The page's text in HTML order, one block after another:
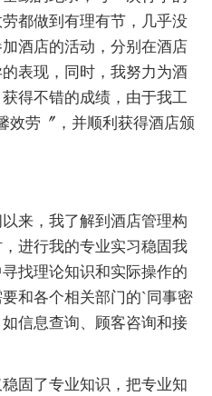
都做到有理有节，几乎没
酒店的活动，分别在酒店
表现，同时，我努力为酒
得不错的成绩，由于我工
效劳〞，并顺利获得酒店颁
，我了解到酒店管理构
进行我的专业实习稳固我
找理论知识和实际操作的
和各个相关部门的`同事密
信息查询、顾客咨询和接
了专业知识，把专业知